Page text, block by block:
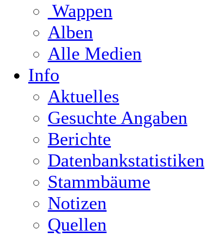
Wappen
Alben
Alle Medien
Info
Aktuelles
Gesuchte Angaben
Berichte
Datenbankstatistiken
Stammbäume
Notizen
Quellen